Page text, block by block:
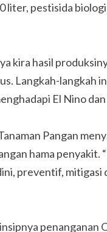
liter, pestisida
kira hasil
Langkah-langkah
El Nino
Pangan
hama penyakit.
preventif,